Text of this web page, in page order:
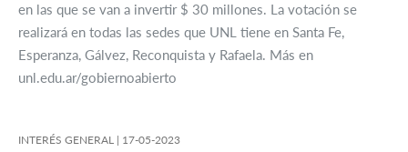
en las que se van a invertir $ 30 millones. La votación se
realizará en todas las sedes que UNL tiene en Santa Fe,
Esperanza, Gálvez, Reconquista y Rafaela. Más en
unl.edu.ar/gobiernoabierto
INTERÉS GENERAL | 17-05-2023